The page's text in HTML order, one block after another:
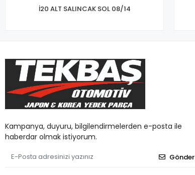
İ20 ALT SALINCAK SOL 08/14
Kampanya, duyuru, bilgilendirmelerden e-posta ile
haberdar olmak istiyorum.
Gönder